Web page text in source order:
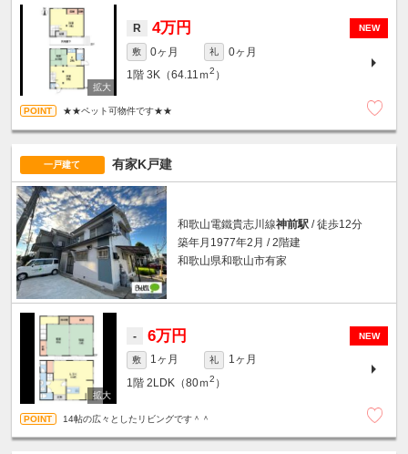
NEW
R 4万円
敷 0ヶ月 礼
0ヶ月
1階 3K（64.11ｍ2 ）
★★ペット可物件です★★
一戸建て 有家K戸建
和歌山電鐵貴志川線神前駅 / 徒歩12分
築年月1977年2月 / 2階建
和歌山県和歌山市有家
NEW
- 6万円
敷 1ヶ月 礼
1ヶ月
1階 2LDK（80ｍ2 ）
14帖の広々としたリビングです＾＾